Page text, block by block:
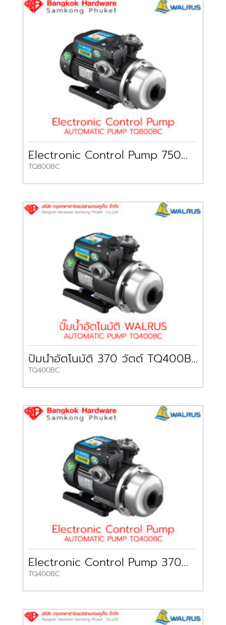
Electronic Control Pump 750W TQ800BC WALRUS
TQ800BC
ปั๊มน้ำอัตโนมัติ 370 วัตต์ TQ400BC WALRUS
TQ400BC
Electronic Control Pump 370W TQ400BC WALRUS
TQ400BC